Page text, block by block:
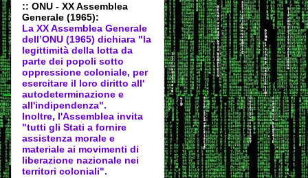
:: ONU - XX Assemblea
Generale (1965):
La XX Assemblea Generale
dell’ONU (1965) dichiara "la
legittimità della lotta da
parte dei popoli sotto
oppressione coloniale, per
esercitare il loro diritto all'
autodeterminazione e
all'indipendenza".
Inoltre, l'Assemblea invita
"tutti gli Stati a fornire
assistenza morale e
materiale ai movimenti di
liberazione nazionale nei
territori coloniali".